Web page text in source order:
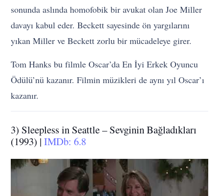
sonunda aslında homofobik bir avukat olan Joe Miller
davayı kabul eder. Beckett sayesinde ön yargılarını
yıkan Miller ve Beckett zorlu bir mücadeleye girer.
Tom Hanks bu filmle Oscar’da En İyi Erkek Oyuncu
Ödülü’nü kazanır. Filmin müzikleri de aynı yıl Oscar’ı
kazanır.
3) Sleepless in Seattle – Sevginin Bağladıkları
(1993) |IMDb: 6.8